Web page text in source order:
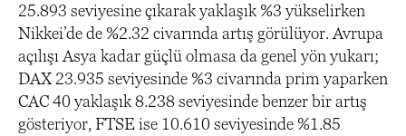
25.893 seviyesine çıkarak yaklaşık %3 yükselirken
Nikkei’de de %2.32 civarında artış görülüyor. Avrupa
açılışı Asya kadar güçlü olmasa da genel yön yukarı;
DAX 23.935 seviyesinde %3 civarında prim yaparken
CAC 40 yaklaşık 8.238 seviyesinde benzer bir artış
gösteriyor, FTSE ise 10.610 seviyesinde %1.85